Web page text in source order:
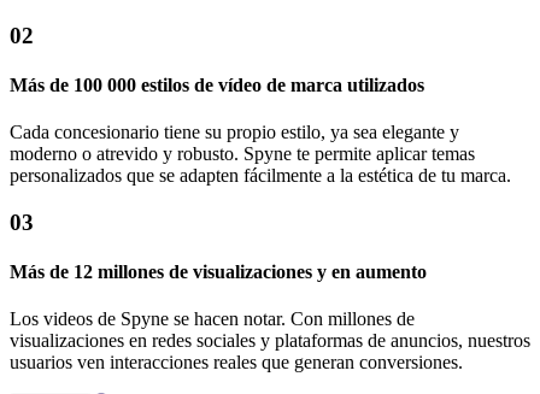
02
Más de 100 000 estilos de vídeo de marca utilizados
Cada concesionario tiene su propio estilo, ya sea elegante y
moderno o atrevido y robusto. Spyne te permite aplicar temas
personalizados que se adapten fácilmente a la estética de tu marca.
03
Más de 12 millones de visualizaciones y en aumento
Los videos de Spyne se hacen notar. Con millones de
visualizaciones en redes sociales y plataformas de anuncios, nuestros
usuarios ven interacciones reales que generan conversiones.